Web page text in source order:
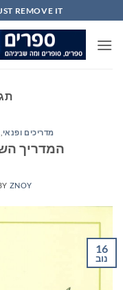
to
content
REMOVE IT...
מדריכים ופנאי
המדריך
ZNOY
16
נוב